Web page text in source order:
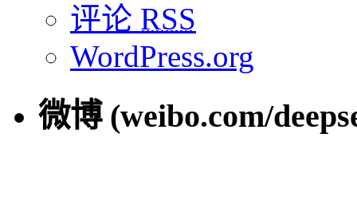
评论 RSS
WordPress.org
微博 (weibo.com/